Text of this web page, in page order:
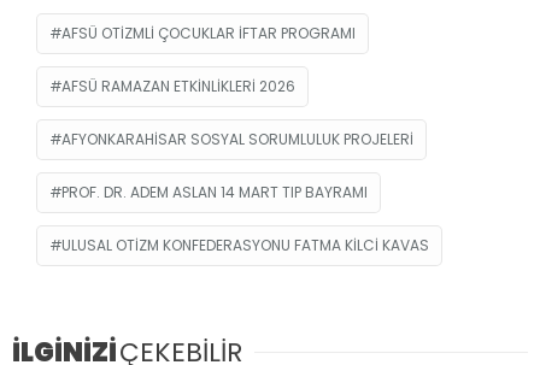
AFSÜ OTIZMLI ÇOCUKLAR İFTAR PROGRAMI
AFSÜ RAMAZAN ETKINLIKLERI 2026
AFYONKARAHISAR SOSYAL SORUMLULUK PROJELERI
PROF. DR. ADEM ASLAN 14 MART TIP BAYRAMI
ULUSAL OTIZM KONFEDERASYONU FATMA KILCI KAVAS
İLGİNİZİÇEKEBİLİR